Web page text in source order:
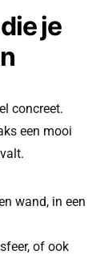
je
concreet.
een mooi
wand, in een
of ook